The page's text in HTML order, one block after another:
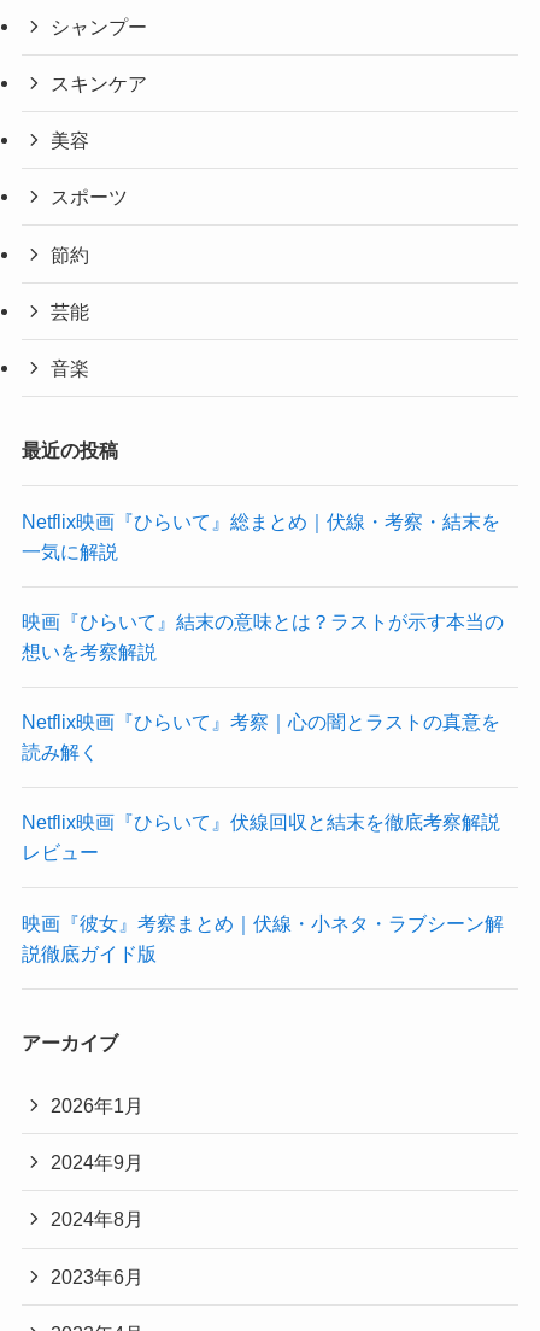
シャンプー
スキンケア
美容
スポーツ
節約
芸能
音楽
最近の投稿
Netflix映画『ひらいて』総まとめ｜伏線・考察・結末を
一気に解説
映画『ひらいて』結末の意味とは？ラストが示す本当の
想いを考察解説
Netflix映画『ひらいて』考察｜心の闇とラストの真意を
読み解く
Netflix映画『ひらいて』伏線回収と結末を徹底考察解説
レビュー
映画『彼女』考察まとめ｜伏線・小ネタ・ラブシーン解
説徹底ガイド版
アーカイブ
2026年1月
2024年9月
2024年8月
2023年6月